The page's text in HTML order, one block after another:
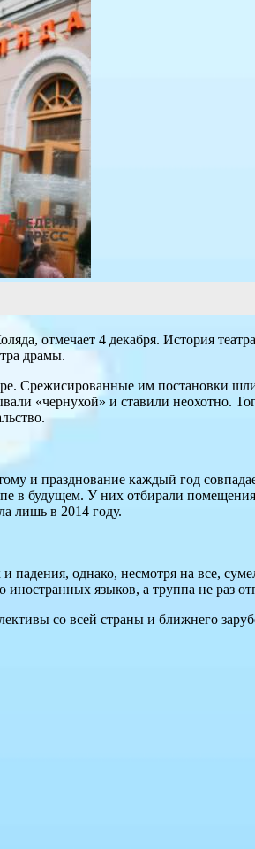
отмечает 4 декабря. История
драмы.
Срежисированные им постановки
«чернухой» и ставили неохотно.
и празднование каждый год
в будущем. У них отбирали
лишь в 2014 году.
падения, однако, несмотря на все,
языков, а труппа не раз
со всей страны и ближнего